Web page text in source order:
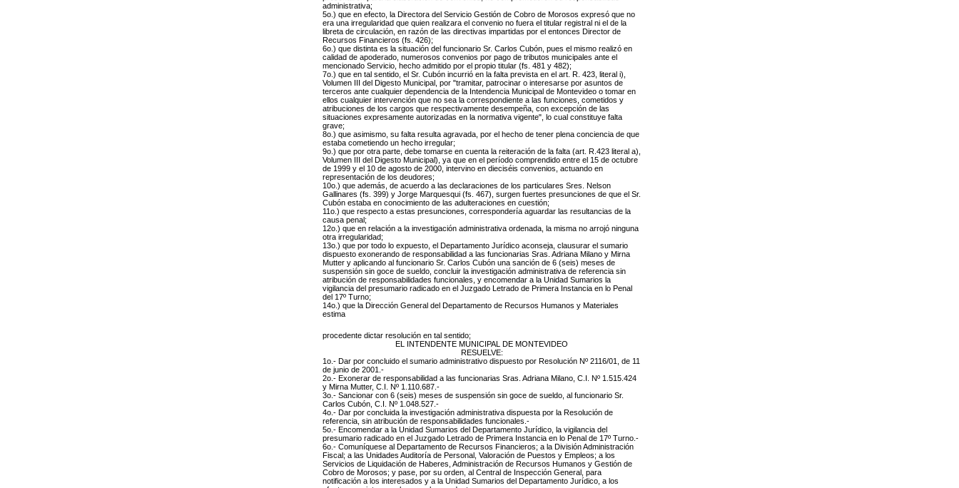
administrativa;
5o.) que en efecto, la Directora del Servicio Gestión de Cobro de Morosos expresó que no
era una irregularidad que quien realizara el convenio no fuera el titular registral ni el de la
libreta de circulación, en razón de las directivas impartidas por el entonces Director de
Recursos Financieros (fs. 426);
6o.) que distinta es la situación del funcionario Sr. Carlos Cubón, pues el mismo realizó en
calidad de apoderado, numerosos convenios por pago de tributos municipales ante el
mencionado Servicio, hecho admitido por el propio titular (fs. 481 y 482);
7o.) que en tal sentido, el Sr. Cubón incurrió en la falta prevista en el art. R. 423, literal i),
Volumen III del Digesto Municipal, por "tramitar, patrocinar o interesarse por asuntos de
terceros ante cualquier dependencia de la Intendencia Municipal de Montevideo o tomar en
ellos cualquier intervención que no sea la correspondiente a las funciones, cometidos y
atribuciones de los cargos que respectivamente desempeña, con excepción de las
situaciones expresamente autorizadas en la normativa vigente", lo cual constituye falta
grave;
8o.) que asimismo, su falta resulta agravada, por el hecho de tener plena conciencia de que
estaba cometiendo un hecho irregular;
9o.) que por otra parte, debe tomarse en cuenta la reiteración de la falta (art. R.423 literal a),
Volumen III del Digesto Municipal), ya que en el período comprendido entre el 15 de octubre
de 1999 y el 10 de agosto de 2000, intervino en dieciséis convenios, actuando en
representación de los deudores;
10o.) que además, de acuerdo a las declaraciones de los particulares Sres. Nelson
Gallinares (fs. 399) y Jorge Marquesqui (fs. 467), surgen fuertes presunciones de que el Sr.
Cubón estaba en conocimiento de las adulteraciones en cuestión;
11o.) que respecto a estas presunciones, correspondería aguardar las resultancias de la
causa penal;
12o.) que en relación a la investigación administrativa ordenada, la misma no arrojó ninguna
otra irregularidad;
13o.) que por todo lo expuesto, el Departamento Jurídico aconseja, clausurar el sumario
dispuesto exonerando de responsabilidad a las funcionarias Sras. Adriana Milano y Mirna
Mutter y aplicando al funcionario Sr. Carlos Cubón una sanción de 6 (seis) meses de
suspensión sin goce de sueldo, concluir la investigación administrativa de referencia sin
atribución de responsabilidades funcionales, y encomendar a la Unidad Sumarios la
vigilancia del presumario radicado en el Juzgado Letrado de Primera Instancia en lo Penal
del 17º Turno;
14o.) que la Dirección General del Departamento de Recursos Humanos y Materiales
estima
procedente dictar resolución en tal sentido;
EL INTENDENTE MUNICIPAL DE MONTEVIDEO
RESUELVE:
1o.- Dar por concluido el sumario administrativo dispuesto por Resolución Nº 2116/01, de 11
de junio de 2001.-
2o.- Exonerar de responsabilidad a las funcionarias Sras. Adriana Milano, C.I. Nº 1.515.424
y Mirna Mutter, C.I. Nº 1.110.687.-
3o.- Sancionar con 6 (seis) meses de suspensión sin goce de sueldo, al funcionario Sr.
Carlos Cubón, C.I. Nº 1.048.527.-
4o.- Dar por concluida la investigación administrativa dispuesta por la Resolución de
referencia, sin atribución de responsabilidades funcionales.-
5o.- Encomendar a la Unidad Sumarios del Departamento Jurídico, la vigilancia del
presumario radicado en el Juzgado Letrado de Primera Instancia en lo Penal de 17º Turno.-
6o.- Comuníquese al Departamento de Recursos Financieros; a la División Administración
Fiscal; a las Unidades Auditoría de Personal, Valoración de Puestos y Empleos; a los
Servicios de Liquidación de Haberes, Administración de Recursos Humanos y Gestión de
Cobro de Morosos; y pase, por su orden, al Central de Inspección General, para
notificación a los interesados y a la Unidad Sumarios del Departamento Jurídico, a los